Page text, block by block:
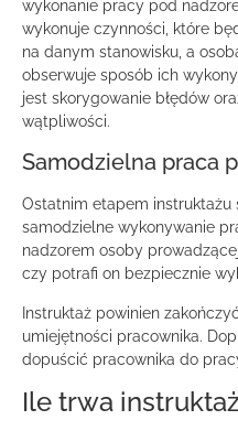
wykonanie pracy pod
wykonuje czynności, które
na danym stanowisku, a
obserwuje sposób ich
jest skorygowanie błędów
wątpliwości.
Samodzielna praca
Ostatnim etapem instruktażu
samodzielne wykonywanie
nadzorem osoby
czy potrafi on bezpiecznie
Instruktaż powinien
umiejętności pracownika.
dopuścić pracownika do
Ile trwa